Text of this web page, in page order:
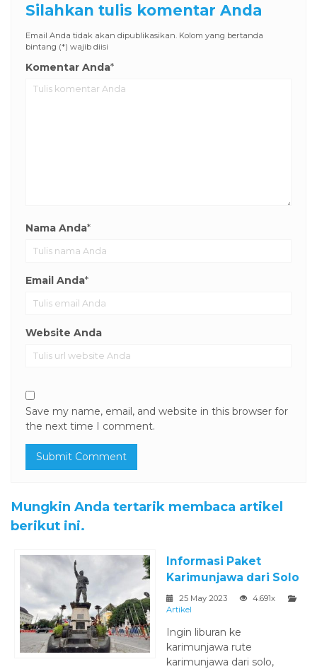
Silahkan tulis komentar Anda
Email Anda tidak akan dipublikasikan. Kolom yang bertanda
bintang (*) wajib diisi
Komentar Anda*
Nama Anda*
Email Anda*
Website Anda
Save my name, email, and website in this browser for
the next time I comment.
Mungkin Anda tertarik membaca artikel
berikut ini.
Informasi Paket
Karimunjawa dari Solo
25 May 2023
4.691x
Artikel
Ingin liburan ke
karimunjawa rute
karimunjawa dari solo,